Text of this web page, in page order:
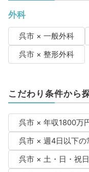
外科
呉市 × 一般外科
呉市 × 整形外科
こだわり条件から
呉市 × 年収1800万
呉市 × 週4日以下の
呉市 × 土・日・祝